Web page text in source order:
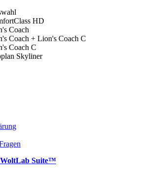
HD
Coach
Coach + Lion's Coach C
Coach C
Skyliner
WoltLab Suite™